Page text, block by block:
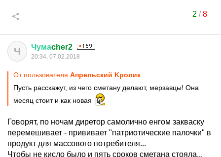
2 /8
Ч Чумаcher2
20:34, 07.02.2018
От пользователя Aпрельский Kролик
Пусть расскажут, из чего сметану делают, мерзавцы! Она
месяц стоит и как новая
Говорят, по ночам диретор самолично енгом закваску
перемешивает - прививает "патриотические палочки" в
продукт для массового потребителя...
Чтобы не кисло было и пять сроков сметана стояла...